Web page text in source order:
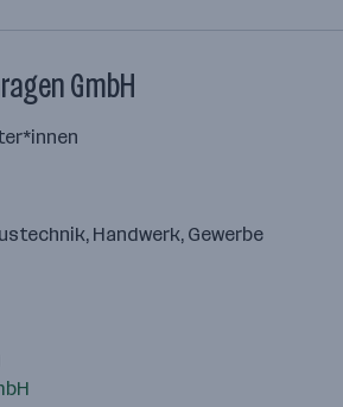
GmbH
Handwerk, Gewerbe